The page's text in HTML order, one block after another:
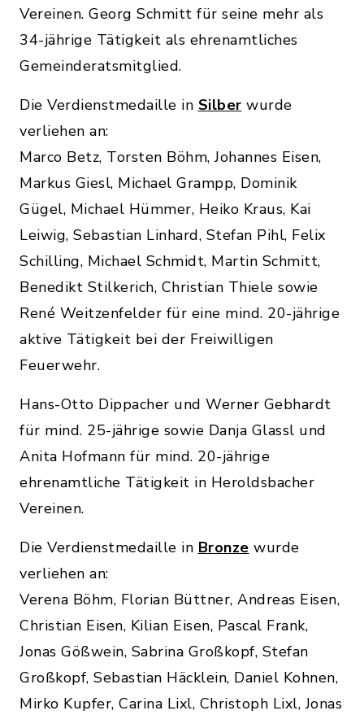
Vereinen. Georg Schmitt für seine mehr als
34-jährige Tätigkeit als ehrenamtliches
Gemeinderatsmitglied.
Die Verdienstmedaille in Silber wurde
verliehen an:
Marco Betz, Torsten Böhm, Johannes Eisen,
Markus Giesl, Michael Grampp, Dominik
Gügel, Michael Hümmer, Heiko Kraus, Kai
Leiwig, Sebastian Linhard, Stefan Pihl, Felix
Schilling, Michael Schmidt, Martin Schmitt,
Benedikt Stilkerich, Christian Thiele sowie
René Weitzenfelder für eine mind. 20-jährige
aktive Tätigkeit bei der Freiwilligen
Feuerwehr.
Hans-Otto Dippacher und Werner Gebhardt
für mind. 25-jährige sowie Danja Glassl und
Anita Hofmann für mind. 20-jährige
ehrenamtliche Tätigkeit in Heroldsbacher
Vereinen.
Die Verdienstmedaille in Bronze wurde
verliehen an:
Verena Böhm, Florian Büttner, Andreas Eisen,
Christian Eisen, Kilian Eisen, Pascal Frank,
Jonas Gößwein, Sabrina Großkopf, Stefan
Großkopf, Sebastian Häcklein, Daniel Kohnen,
Mirko Kupfer, Carina Lixl, Christoph Lixl, Jonas